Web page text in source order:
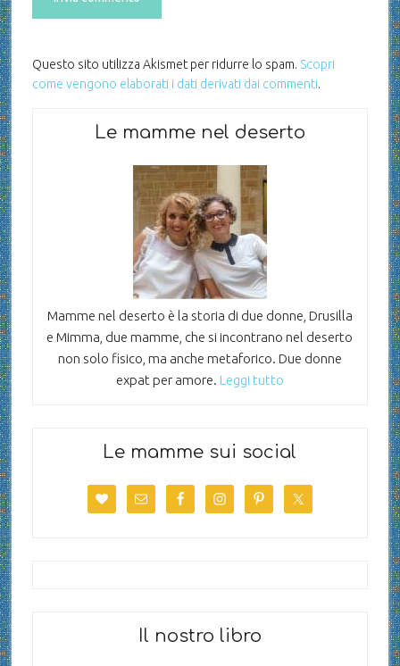
Questo sito utilizza Akismet per ridurre lo spam. Scopri
come vengono elaborati i dati derivati dai commenti.
Le mamme nel deserto
Mamme nel deserto è la storia di due donne, Drusilla
e Mimma, due mamme, che si incontrano nel deserto
non solo fisico, ma anche metaforico. Due donne
expat per amore. Leggi tutto
Le mamme sui social
Il nostro libro